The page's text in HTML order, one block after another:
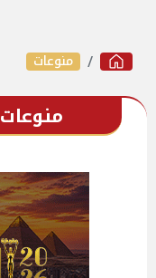
منوعات
منوعات